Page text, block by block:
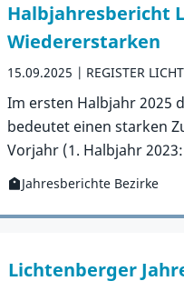
Halbjahresbericht
Wiedererstarken
15.09.2025 REGISTER
Im ersten Halbjahr 2025
bedeutet einen starken
Vorjahr (1. Halbjahr
Kategorie:
Jahresberichte Bezirke
Zur Publikation
Lichtenberger